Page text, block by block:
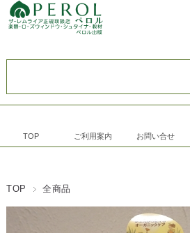
TOP ご利用案内 お問い合せ
TOP 全商品